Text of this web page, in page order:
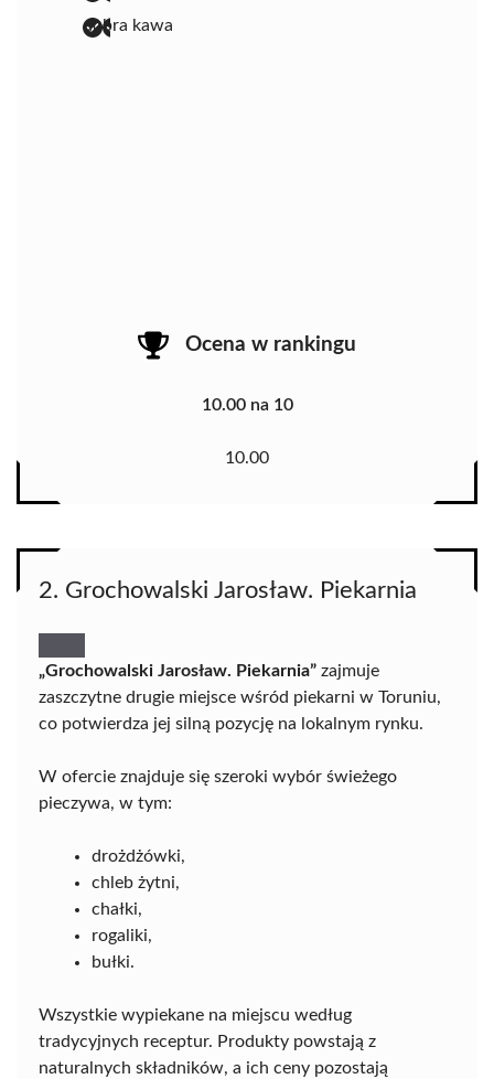
dobra kawa
Ocena w rankingu
10.00 na 10
10.00
2. Grochowalski Jarosław. Piekarnia
„Grochowalski Jarosław. Piekarnia” zajmuje
zaszczytne drugie miejsce wśród piekarni w Toruniu,
co potwierdza jej silną pozycję na lokalnym rynku.
W ofercie znajduje się szeroki wybór świeżego
pieczywa, w tym:
drożdżówki,
chleb żytni,
chałki,
rogaliki,
bułki.
Wszystkie wypiekane na miejscu według
tradycyjnych receptur. Produkty powstają z
naturalnych składników, a ich ceny pozostają